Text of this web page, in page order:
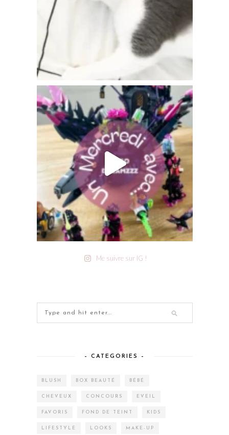
Me suivre sur IG !
– CATEGORIES –
BLUSH BOX BEAUTÉ BÉBÉ
CHEVEUX CONCOURS EVEIL
FAVORIS FOND DE TEINT KIDS
LIFESTYLE LOOKS MAKE-UP